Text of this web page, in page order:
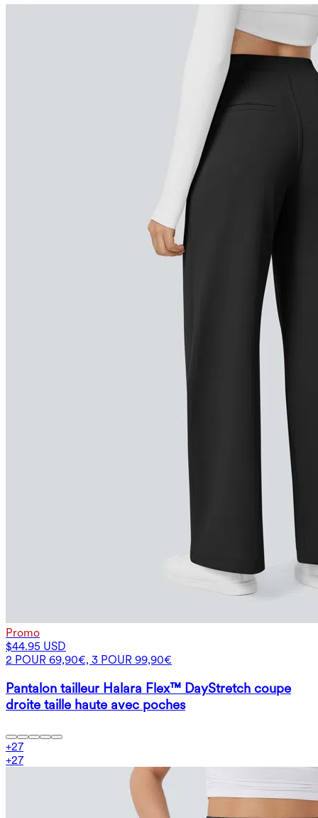
Promo
$44.95 USD
2 POUR 69,90€, 3 POUR 99,90€
Pantalon tailleur Halara Flex™ DayStretch coupe
droite taille haute avec poches
+27
+27